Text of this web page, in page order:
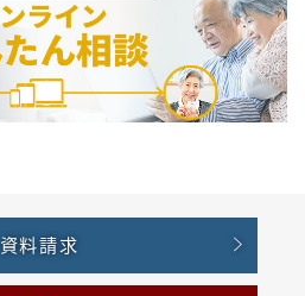
資料請求